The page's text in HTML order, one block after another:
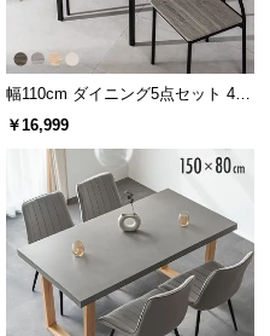
幅110cm ダイニング5点セット 4人
掛け
￥16,999